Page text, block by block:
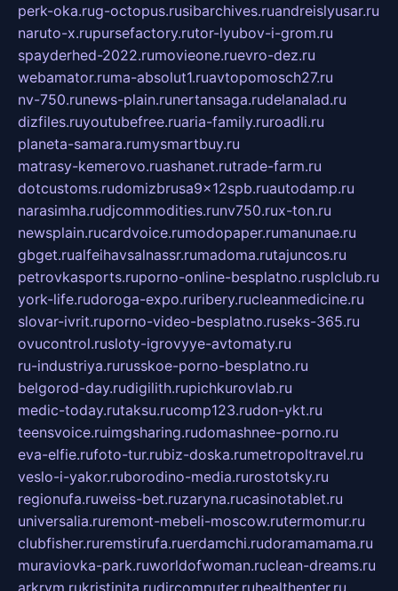
perk-oka.rug-octopus.rusibarchives.ruandreislyusar.ru
naruto-x.rupursefactory.rutor-lyubov-i-grom.ru
spayderhed-2022.rumovieone.ruevro-dez.ru
webamator.ruma-absolut1.ruavtopomosch27.ru
nv-750.runews-plain.runertansaga.rudelanalad.ru
dizfiles.ruyoutubefree.ruaria-family.ruroadli.ru
planeta-samara.rumysmartbuy.ru
matrasy-kemerovo.ruashanet.rutrade-farm.ru
dotcustoms.rudomizbrusa9x12spb.ruautodamp.ru
narasimha.rudjcommodities.runv750.rux-ton.ru
newsplain.rucardvoice.rumodopaper.rumanunae.ru
gbget.rualfeihavsalnassr.rumadoma.rutajuncos.ru
petrovkasports.ruporno-online-besplatno.rusplclub.ru
york-life.rudoroga-expo.ruribery.rucleanmedicine.ru
slovar-ivrit.ruporno-video-besplatno.ruseks-365.ru
ovucontrol.rusloty-igrovyye-avtomaty.ru
ru-industriya.rurusskoe-porno-besplatno.ru
belgorod-day.rudigilith.rupichkurovlab.ru
medic-today.rutaksu.rucomp123.rudon-ykt.ru
teensvoice.ruimgsharing.rudomashnee-porno.ru
eva-elfie.rufoto-tur.rubiz-doska.rumetropoltravel.ru
veslo-i-yakor.ruborodino-media.rurostotsky.ru
regionufa.ruweiss-bet.ruzaryna.rucasinotablet.ru
universalia.ruremont-mebeli-moscow.rutermomur.ru
clubfisher.ruremstirufa.ruerdamchi.rudoramamama.ru
muraviovka-park.ruworldofwoman.ruclean-dreams.ru
arkrym.rukristinita.rudircomputer.ruhealthenter.ru